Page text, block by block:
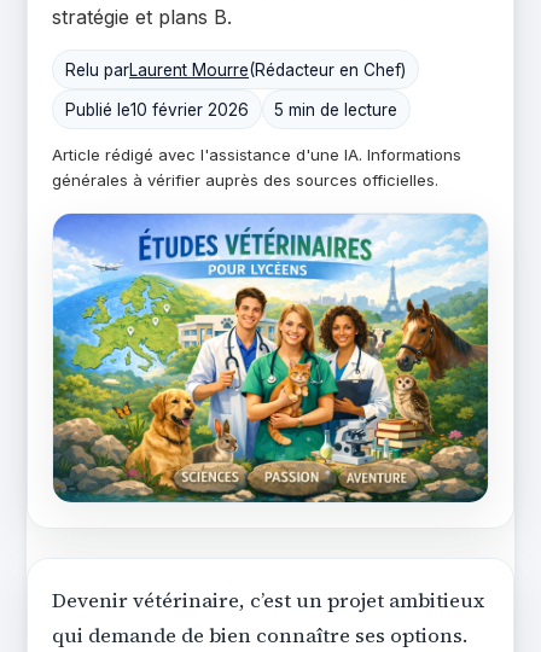
stratégie et plans B.
Relu parLaurent Mourre(Rédacteur en Chef)
Publié le10 février 2026 5 min de lecture
Article rédigé avec l'assistance d'une IA. Informations
générales à vérifier auprès des sources officielles.
Devenir vétérinaire, c’est un projet ambitieux
qui demande de bien connaître ses options.